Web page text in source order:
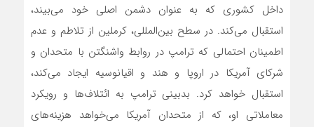
داخل کشوری که به عنوان دشمن اصلی خود می‌بیند،
استقبال می‌کند. در سطح بین‌المللی، کرملین از تلاطم و عدم
اطمینان احتمالی که ترامپ در روابط واشنگتن با متحدان و
شرکای آمریکا در اروپا و هند و اقیانوسیه ایجاد می‌کند،
استقبال خواهد کرد. بدبینی ترامپ به ائتلاف‌ها و رویکرد
معاملاتی او، که از متحدان آمریکا می‌خواهد هزینه‌های